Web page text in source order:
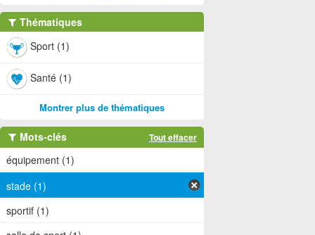
Thématiques
Sport (1)
Santé (1)
Montrer plus de thématiques
Mots-clés Tout effacer
équipement (1)
stade (1)
sportif (1)